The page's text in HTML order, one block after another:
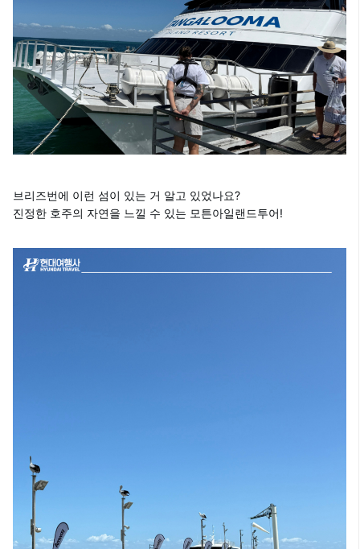
브리즈번에 이런 섬이 있는 거 알고 있었나요?
진정한 호주의 자연을 느낄 수 있는 모튼아일랜드투어!